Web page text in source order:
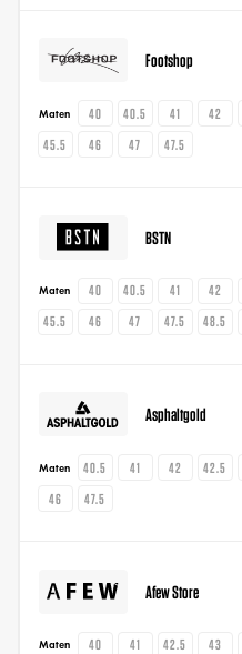
Footshop
Maten 40 40.5 41 42
45.5
46 47 47.5
BSTN
Maten 40 40.5 41 42
45.5
46 47 47.5 48.5
Asphaltgold
Maten 40.5 41 42 42.5
46
47.5
Afew Store
Maten 40 41 42.5 43